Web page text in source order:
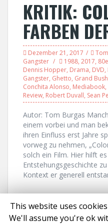
KRITIK:
FARBEN
Dezember 21, 2017 Tom
Gangster
1988, 2017,
Dennis Hopper, Drama, DVD,
Gangster, Ghetto, Grand Bush
Conchita Alonso, Mediabook,
Review, Robert Duvall, Sean
Autor: Tom Burgas
einem vorbei und man
ihren Einfluss erst Jahre
vorweg zu nehmen,
solch ein Film. Hier hilft
Entstehungsgeschichte
Kontext er generell
This website uses
We'll assume you're ok